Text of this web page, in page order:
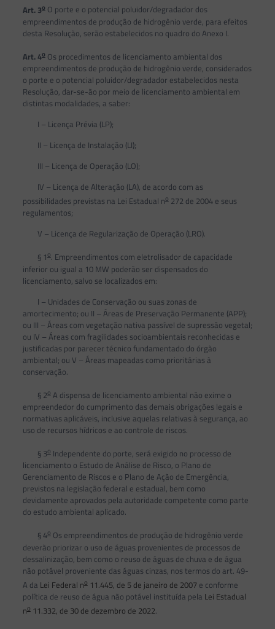
Art. 3oO porte e o potencial poluidor/degradador dos
empreendimentos de produção de hidrogênio verde, para efeitos
desta Resolução, serão estabelecidos no quadro do Anexo I.
Art. 4oOs procedimentos de licenciamento ambiental dos
empreendimentos de produção de hidrogênio verde, considerados
o porte e o potencial poluidor/degradador estabelecidos nesta
Resolução, dar-se-ão por meio de licenciamento ambiental em
distintas modalidades, a saber:
I – Licença Prévia (LP);
II – Licença de Instalação (LI);
III – Licença de Operação (LO);
IV – Licença de Alteração (LA), de acordo com as
possibilidades previstas na Lei Estadual no272 de 2004 e seus
regulamentos;
V – Licença de Regularização de Operação (LRO).
§ 1o. Empreendimentos com eletrolisador de capacidade
inferior ou igual a 10 MW poderão ser dispensados do
licenciamento, salvo se localizados em:
I – Unidades de Conservação ou suas zonas de
amortecimento; ou II – Áreas de Preservação Permanente (APP);
ou III – Áreas com vegetação nativa passível de supressão vegetal;
ou IV – Áreas com fragilidades socioambientais reconhecidas e
justificadas por parecer técnico fundamentado do órgão
ambiental; ou V – Áreas mapeadas como prioritárias à
conservação.
§ 2oA dispensa de licenciamento ambiental não exime o
empreendedor do cumprimento das demais obrigações legais e
normativas aplicáveis, inclusive aquelas relativas à segurança, ao
uso de recursos hídricos e ao controle de riscos.
§ 3oIndependente do porte, será exigido no processo de
licenciamento o Estudo de Análise de Risco, o Plano de
Gerenciamento de Riscos e o Plano de Ação de Emergência,
previstos na legislação federal e estadual, bem como
devidamente aprovados pela autoridade competente como parte
do estudo ambiental aplicado.
§ 4oOs empreendimentos de produção de hidrogênio verde
deverão priorizar o uso de águas provenientes de processos de
dessalinização, bem como o reuso de águas de chuva e de água
não potável proveniente das águas cinzas, nos termos do art. 49-
A da Lei Federal no11.445, de 5 de janeiro de 2007 e conforme
política de reuso de água não potável instituída pela Lei Estadual
no11.332, de 30 de dezembro de 2022.